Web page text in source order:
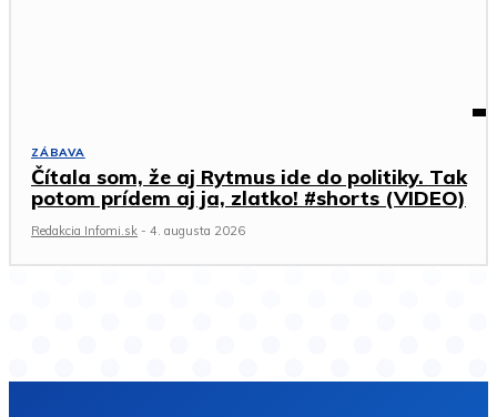
ZÁBAVA
Čítala som, že aj Rytmus ide do politiky. Tak
potom prídem aj ja, zlatko! #shorts (VIDEO)
Redakcia Infomi.sk - 4. augusta 2026